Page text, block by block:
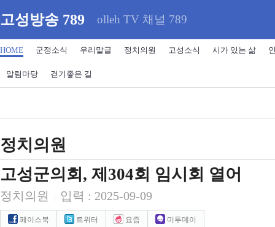
고성방송 789 olleh TV 채널 789
HOME 군정소식 우리말글 정치의원 고성소식 시가 있는 삶
알림마당 걷기좋은 길
정치의원
고성군의회, 제304회 임시회 열어
정치의원 입력 : 2025-09-09
페이스북 트위터 요즘 미투데이